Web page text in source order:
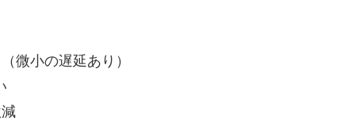
微小の遅延あり）